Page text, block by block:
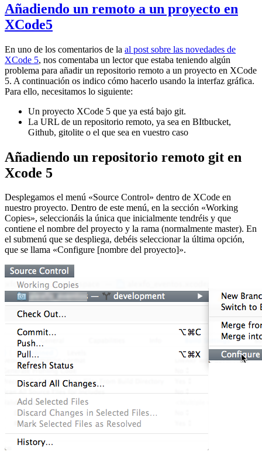
Añadiendo un remoto a un proyecto en
XCode5
En uno de los comentarios de la al post sobre las novedades de
XCode 5, nos comentaba un lector que estaba teniendo algún
problema para añadir un repositorio remoto a un proyecto en XCode
5. A continuación os indico cómo hacerlo usando la interfaz gráfica.
Para ello, necesitamos lo siguiente:
Un proyecto XCode 5 que ya está bajo git.
La URL de un repositorio remoto, ya sea en BItbucket,
Github, gitolite o el que sea en vuestro caso
Añadiendo un repositorio remoto git en
Xcode 5
Desplegamos el menú «Source Control» dentro de XCode en
nuestro proyecto. Dentro de este menú, en la sección «Working
Copies», seleccionáis la única que inicialmente tendréis y que
contiene el nombre del proyecto y la rama (normalmente master). En
el submenú que se despliega, debéis seleccionar la última opción,
que se llama «Configure [nombre del proyecto]».